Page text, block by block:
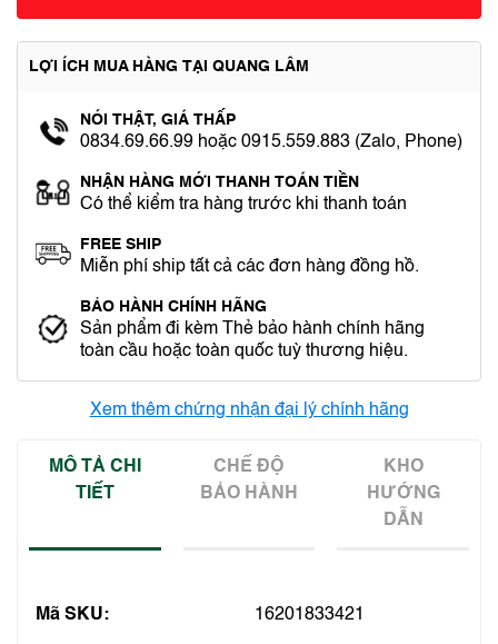
LỢI ÍCH MUA HÀNG TẠI QUANG LÂM
NÓI THẬT, GIÁ THẤP
0834.69.66.99 hoặc 0915.559.883 (Zalo, Phone)
NHẬN HÀNG MỚI THANH TOÁN TIỀN
Có thể kiểm tra hàng trước khi thanh toán
FREE SHIP
Miễn phí ship tất cả các đơn hàng đồng hồ.
BẢO HÀNH CHÍNH HÃNG
Sản phẩm đi kèm Thẻ bảo hành chính hãng
toàn cầu hoặc toàn quốc tuỳ thương hiệu.
Xem thêm chứng nhận đại lý chính hãng
MÔ TẢ CHI
TIẾT
CHẾ ĐỘ
BẢO HÀNH
KHO
HƯỚNG
DẪN
Mã SKU: 16201833421